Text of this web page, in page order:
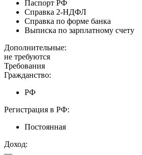
Паспорт РФ
Справка 2-НДФЛ
Справка по форме банка
Выписка по зарплатному счету
Дополнительные:
не требуются
Требования
Гражданство:
РФ
Регистрация в РФ:
Постоянная
Доход:
—